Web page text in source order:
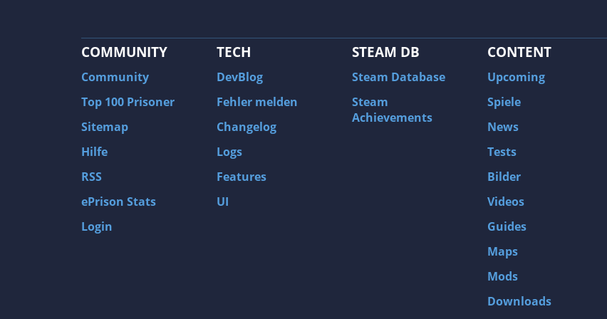
COMMUNITY
Community
Top 100 Prisoner
Sitemap
Hilfe
RSS
ePrison Stats
Login
TECH
DevBlog
Fehler melden
Changelog
Logs
Features
UI
STEAM DB
Steam Database
Steam
Achievements
CONTENT
Upcoming
Spiele
News
Tests
Bilder
Videos
Guides
Maps
Mods
Downloads